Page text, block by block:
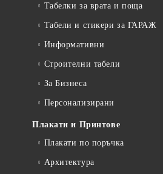
Табелки за врата и поща
Табели и стикери за ГАРАЖ
Информативни
Строителни табели
За Бизнеса
Персонализирани
Плакати и Принтове
Плакати по поръчка
Архитектура